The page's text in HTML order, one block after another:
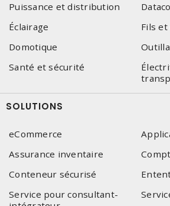
Puissance et distribution
Éclairage
Fils et
Domotique
Santé et sécurité
SOLUTIONS
eCommerce
Assurance inventaire
Conteneur sécurisé
Service pour consultant-